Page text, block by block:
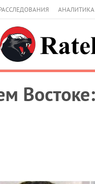
АНАЛИТИКА